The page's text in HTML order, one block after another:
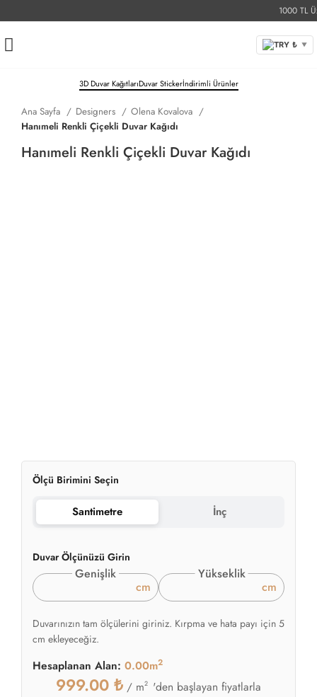
1000 TL
TRY ₺ ▼
3D Duvar KağıtlarıDuvar Stickerİndirimli Ürünler
Ana Sayfa Designers
Olena Kovalova
Hanımeli Renkli Çiçekli Duvar Kağıdı
Hanımeli Renkli Çiçekli Duvar Kağıdı
Ölçü Birimini Seçin
Santimetre İnç
Duvar Ölçünüzü Girin
Genişlik
cm
Yükseklik
cm
Duvarınızın tam ölçülerini giriniz. Kırpma ve hata payı için 5
cm ekleyeceğiz.
Hesaplanan Alan: 0.00m2
999.00 ₺ / m2 'den başlayan fiyatlarla